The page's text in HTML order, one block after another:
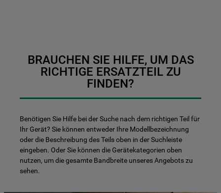
BRAUCHEN SIE HILFE, UM DAS
RICHTIGE ERSATZTEIL ZU
FINDEN?
Benötigen Sie Hilfe bei der Suche nach dem richtigen Teil für
Ihr Gerät? Sie können entweder Ihre Modellbezeichnung
oder die Beschreibung des Teils oben in der Suchleiste
eingeben. Oder Sie können die Gerätekategorien oben
nutzen, um die gesamte Bandbreite unseres Angebots zu
sehen.